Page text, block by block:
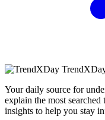
Your daily source for
explain the most
insights to help you stay